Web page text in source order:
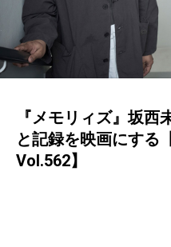
『メモリィズ』坂
と記録を映画にする
Vol.562】